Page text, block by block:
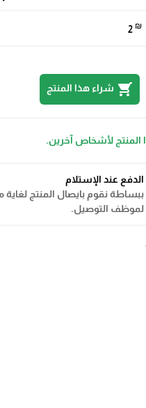
2 ₪
shopping_cart شراء هذا المنتج
المنتج لأشخاص آخرين.
الدفع عند الإستلام
ببساطة نقوم بايصال المنتج
لموظف التوصيل.